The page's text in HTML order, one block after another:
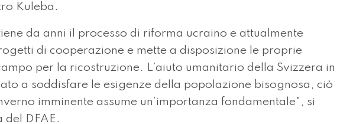
Kuleba.
da anni il processo di riforma ucraino e attualmente
di cooperazione e mette a disposizione le proprie
per la ricostruzione. L’aiuto umanitario della Svizzera in
a soddisfare le esigenze della popolazione bisognosa, ciò
imminente assume un’importanza fondamentale", si
del DFAE.